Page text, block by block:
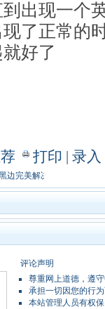
出现一个
了正常的
好了
打印 | 录
边完美解决！
评论声明
尊重网上道德，遵
承担一切因您的行
本站管理人员有权